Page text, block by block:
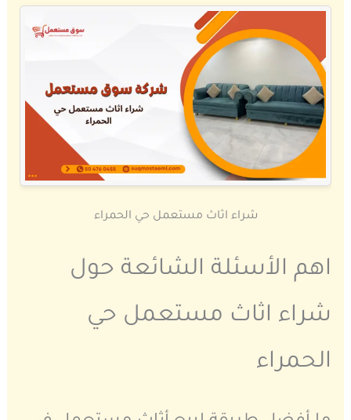
شراء اثاث مستعمل حي الحمراء
اهم الأسئلة الشائعة حول
شراء اثاث مستعمل حي
الحمراء